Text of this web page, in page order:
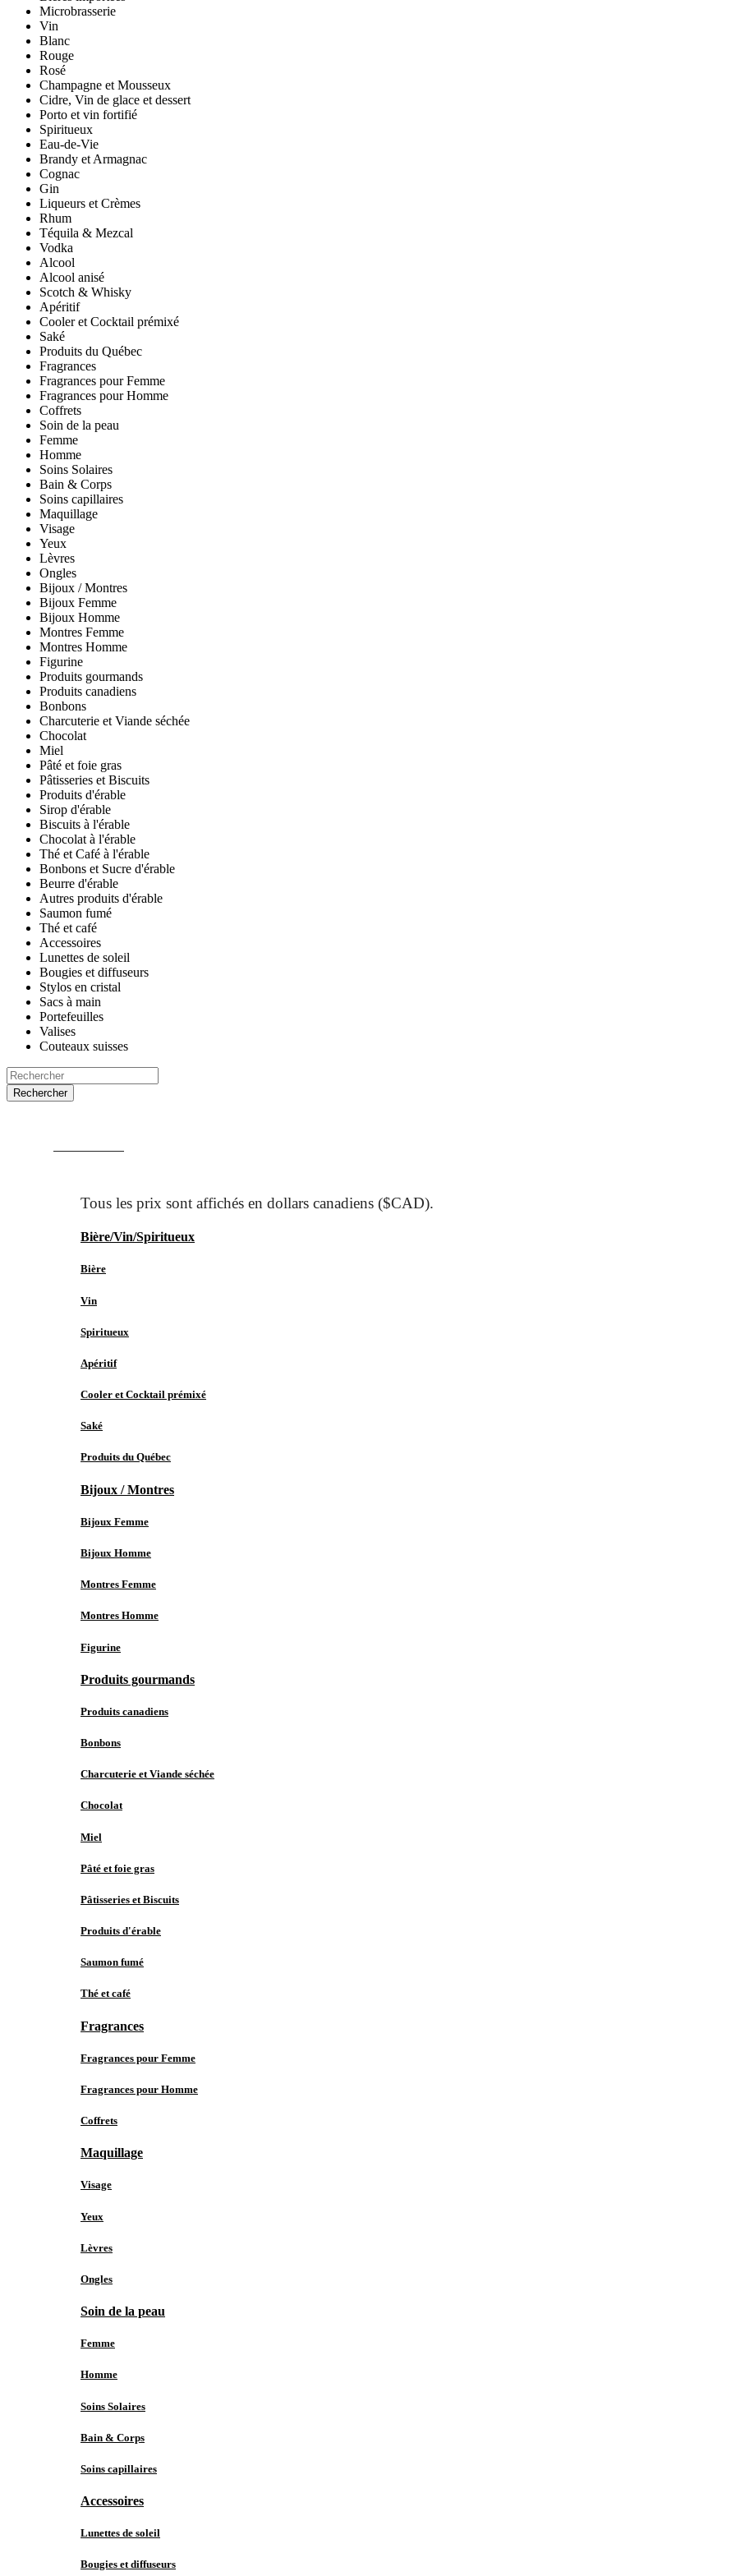
Microbrasserie
Vin
Blanc
Rouge
Rosé
Champagne et Mousseux
Cidre, Vin de glace et dessert
Porto et vin fortifié
Spiritueux
Eau-de-Vie
Brandy et Armagnac
Cognac
Gin
Liqueurs et Crèmes
Rhum
Téquila & Mezcal
Vodka
Alcool
Alcool anisé
Scotch & Whisky
Apéritif
Cooler et Cocktail prémixé
Saké
Produits du Québec
Fragrances
Fragrances pour Femme
Fragrances pour Homme
Coffrets
Soin de la peau
Femme
Homme
Soins Solaires
Bain & Corps
Soins capillaires
Maquillage
Visage
Yeux
Lèvres
Ongles
Bijoux / Montres
Bijoux Femme
Bijoux Homme
Montres Femme
Montres Homme
Figurine
Produits gourmands
Produits canadiens
Bonbons
Charcuterie et Viande séchée
Chocolat
Miel
Pâté et foie gras
Pâtisseries et Biscuits
Produits d'érable
Sirop d'érable
Biscuits à l'érable
Chocolat à l'érable
Thé et Café à l'érable
Bonbons et Sucre d'érable
Beurre d'érable
Autres produits d'érable
Saumon fumé
Thé et café
Accessoires
Lunettes de soleil
Bougies et diffuseurs
Stylos en cristal
Sacs à main
Portefeuilles
Valises
Couteaux suisses
Rechercher
Bière/Vin/Spiritueux
Bière
Vin
Spiritueux
Apéritif
Cooler et Cocktail prémixé
Saké
Produits du Québec
Bijoux / Montres
Bijoux Femme
Bijoux Homme
Montres Femme
Montres Homme
Figurine
Produits gourmands
Produits canadiens
Bonbons
Charcuterie et Viande séchée
Chocolat
Miel
Pâté et foie gras
Pâtisseries et Biscuits
Produits d'érable
Saumon fumé
Thé et café
Fragrances
Fragrances pour Femme
Fragrances pour Homme
Coffrets
Maquillage
Visage
Yeux
Lèvres
Ongles
Soin de la peau
Femme
Homme
Soins Solaires
Bain & Corps
Soins capillaires
Accessoires
Lunettes de soleil
Bougies et diffuseurs